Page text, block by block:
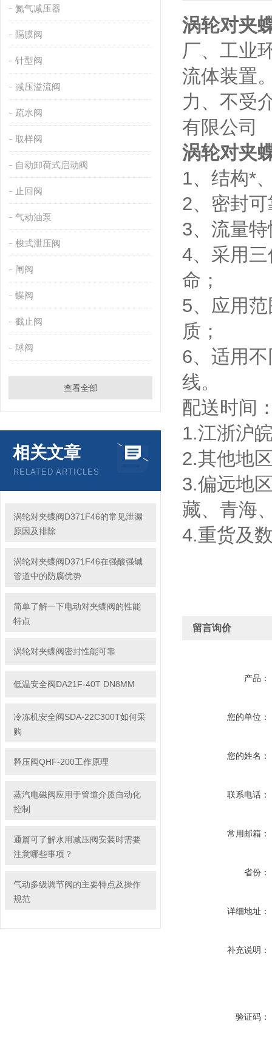
氮气减压器
隔膜阀
针型阀
减压溢流阀
疏水阀
取样阀
自动卸荷式启动阀
止回阀
气动油泵
梭式泄压阀
闸阀
蝶阀
截止阀
球阀
查看全部
相关文章
RELATED ARTICLES
涡轮对夹蝶阀D371F46的常见泄漏
原因及排除
涡轮对夹蝶阀D371F46在强酸强碱
管道中的防腐优势
简单了解一下电动对夹蝶阀的性能
特点
涡轮对夹蝶阀密封性能可靠
低温安全阀DA21F-40T DN8MM
冷冻机安全阀SDA-22C300T如何采
购
释压阀QHF-200工作原理
蒸汽电磁阀应用于管道介质自动化
控制
通篇可了解水用减压阀安装时需要
注意哪些事项？
气动多级调节阀的主要特点及操作
规范
涡轮对夹
厂、工业
流体装置
力、不受
有限公司
涡轮对夹
1、结构*
2、密封
3、流量
4、采用
命；
5、应用
质；
6、适用
线。
配送时间
1.江浙沪
2.其他地
3.偏远地
藏、青海
4.重货及
留言询价
产品：
您的单位：
您的姓名：
联系电话：
常用邮箱：
省份：
详细地址：
补充说明：
验证码：